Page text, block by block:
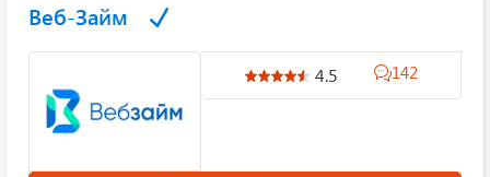
Веб-Займ
4.5 142